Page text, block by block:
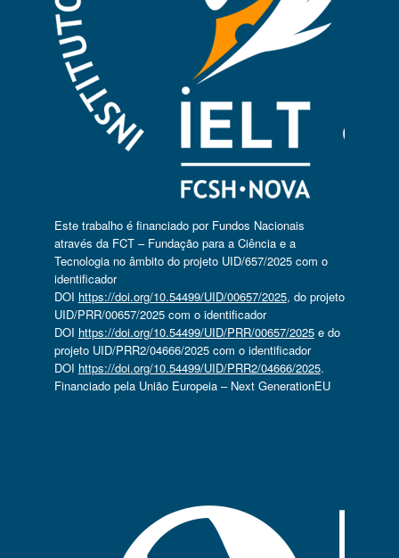
Este trabalho é financiado por Fundos Nacionais
através da FCT – Fundação para a Ciência e a
Tecnologia no âmbito do projeto UID/657/2025 com o
identificador
DOI https://doi.org/10.54499/UID/00657/2025, do projeto
UID/PRR/00657/2025 com o identificador
DOI https://doi.org/10.54499/UID/PRR/00657/2025e do
projeto UID/PRR2/04666/2025 com o identificador
DOI https://doi.org/10.54499/UID/PRR2/04666/2025.
Financiado pela União Europeia – Next GenerationEU